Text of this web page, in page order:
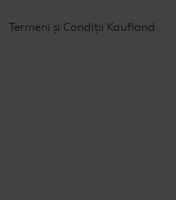
Termeni și Condiții Kaufland